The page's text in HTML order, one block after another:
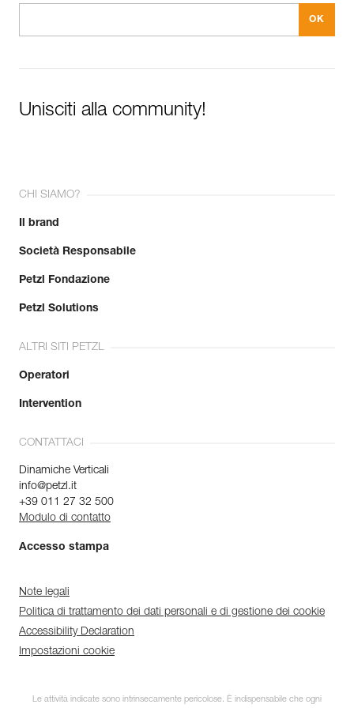
Unisciti alla community!
CHI SIAMO?
Il brand
Società Responsabile
Petzl Fondazione
Petzl Solutions
ALTRI SITI PETZL
Operatori
Intervention
CONTATTACI
Dinamiche Verticali
info@petzl.it
+39 011 27 32 500
Modulo di contatto
Accesso stampa
Note legali
Politica di trattamento dei dati personali e di gestione dei cookie
Accessibility Declaration
Impostazioni cookie
Le attività indicate sono intrinsecamente pericolose. È indispensabile che ogni